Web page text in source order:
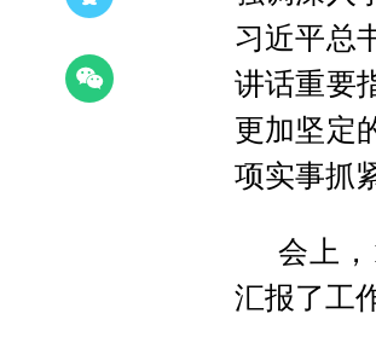
习近平总
讲话重要
更加坚定
项实事抓
会上
汇报了工